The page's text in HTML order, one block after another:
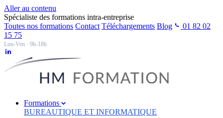
Aller au contenu
Spécialiste des formations intra-entreprise
Toutes nos formations Contact Téléchargements Blog
01 82 02
15 75
Lun-Ven · 9h-18h
Formations
BUREAUTIQUE ET INFORMATIQUE